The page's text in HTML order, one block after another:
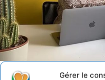
Gérer le